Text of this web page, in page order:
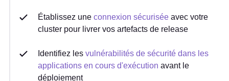
Établissez une connexion sécurisée avec votre
cluster pour livrer vos artefacts de release
Identifiez les vulnérabilités de sécurité dans les
applications en cours d'exécution avant le
déploiement